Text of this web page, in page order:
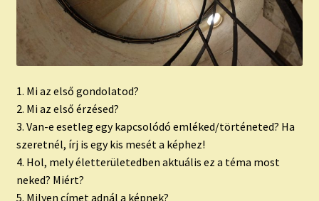
1. Mi az első gondolatod?
2. Mi az első érzésed?
3. Van-e esetleg egy kapcsolódó emléked/történeted? Ha
szeretnél, írj is egy kis mesét a képhez!
4. Hol, mely életterületedben aktuális ez a téma most
neked? Miért?
5. Milyen címet adnál a képnek?